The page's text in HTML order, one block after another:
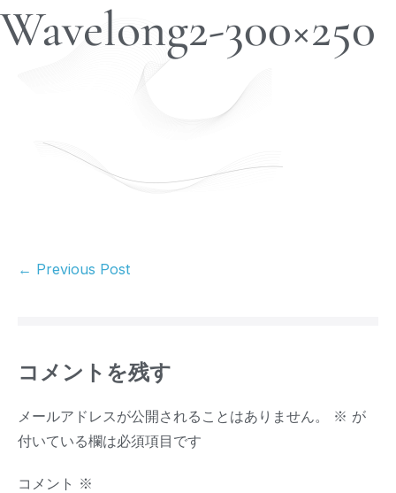
Wavelong2-300×250
← Previous Post
コメントを残す
メールアドレスが公開されることはありません。 ※ が
付いている欄は必須項目です
コメント ※